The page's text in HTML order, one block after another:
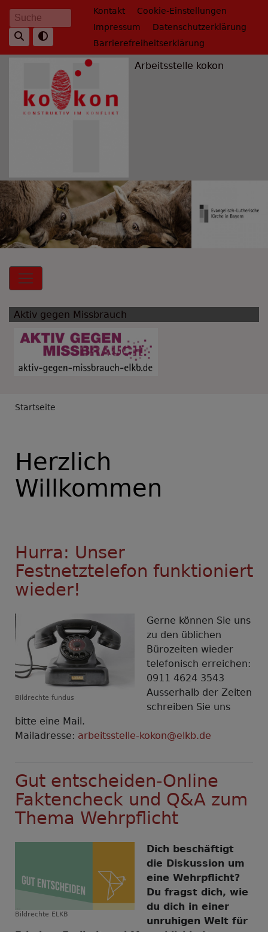
Direkt
zum
Inhalt
Suche Fußbereichsmenü
Kontakt
Cookie-Einstellungen
Impressum
Datenschutzerklärung
Barrierefreiheitserklärung
Arbeitsstelle kokon
Hauptnavigation
Aktiv gegen Missbrauch
Breadcrumb
Startseite
Herzlich
Willkommen
Hurra: Unser
Festnetztelefon funktioniert
wieder!
Bildrechte fundus
Gerne können Sie uns
zu den üblichen
Bürozeiten wieder
telefonisch erreichen:
0911 4624 3543
Ausserhalb der Zeiten
schreiben Sie uns
bitte eine Mail.
Mailadresse: arbeitsstelle-kokon@elkb.de
Gut entscheiden-Online
Faktencheck und Q&A zum
Thema Wehrpflicht
Bildrechte ELKB
Dich beschäftigt
die Diskussion um
eine Wehrpflicht?
Du fragst dich, wie
du dich in einer
unruhigen Welt für